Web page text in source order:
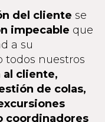
del cliente se
impecable que
a su
todos nuestros
al cliente,
de colas,
iones
coordinadores